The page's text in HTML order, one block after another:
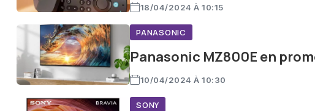
18/04/2024 À 10:15
PANASONIC
Panasonic MZ800E en
10/04/2024 À 10:30
SONY